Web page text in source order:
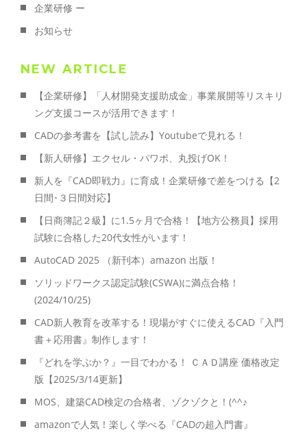
企業研修 ー
お知らせ
NEW ARTICLE
【企業研修】「人材開発支援助成金」事業展開等リスキリ
ング支援コースが活用できます！
CADの参考書を【試し読み】Youtubeで見れる！
【新人研修】エクセル・パワポ、丸投げOK！
新人を『CAD即戦力』に育成！企業研修で差をつける【2
日間･３日間対応】
【日商簿記２級】に1.5ヶ月で合格！【地方公務員】採用
試験に合格した20代女性がいます！
AutoCAD 2025 （新刊本）amazon 出版！
ソリッドワークス認定試験(CSWA)に満点合格！
(2024/10/25)
CAD新人教育を改革する！現場がすぐに使えるCAD『入門
書＋応用書』制作します！
『どれを学ぶか？』一目でわかる！ ＣＡＤ講座 価格改定
版【2025/3/14更新】
MOS、建築CAD検定の合格者、ゾクゾクと！(^^♪
amazonで人気！楽しく学べる『CADの超入門書』